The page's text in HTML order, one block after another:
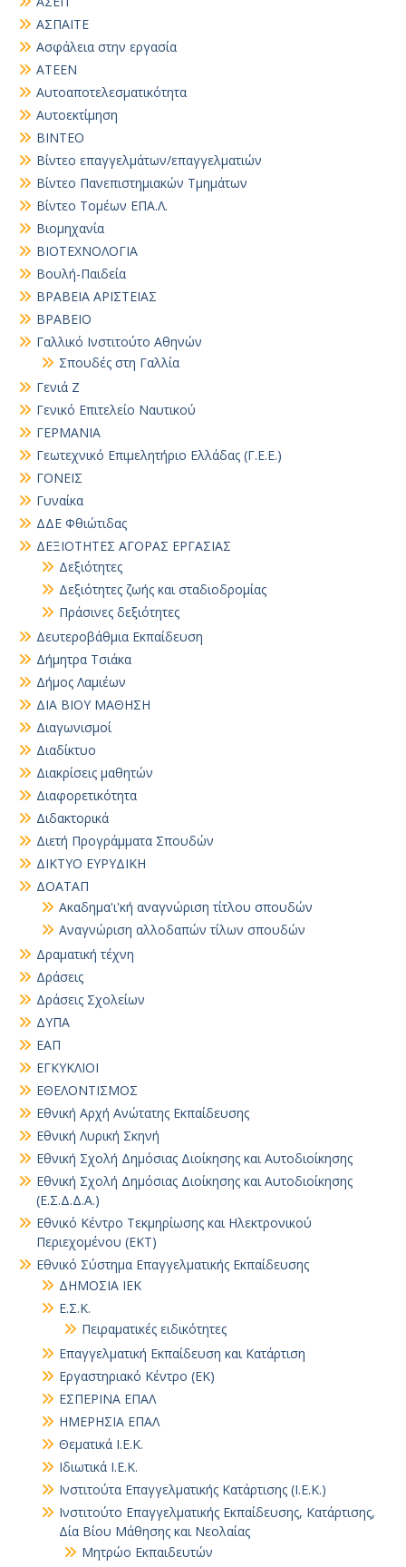
ΑΣΠΑΙΤΕ
Ασφάλεια στην εργασία
ΑΤΕΕΝ
Αυτοαποτελεσματικότητα
Αυτοεκτίμηση
ΒΙΝΤΕΟ
Βίντεο επαγγελμάτων/επαγγελματιών
Βίντεο Πανεπιστημιακών Τμημάτων
Βίντεο Τομέων ΕΠΑ.Λ.
Βιομηχανία
ΒΙΟΤΕΧΝΟΛΟΓΙΑ
Βουλή-Παιδεία
ΒΡΑΒΕΙΑ ΑΡΙΣΤΕΙΑΣ
ΒΡΑΒΕΙΟ
Γαλλικό Ινστιτούτο Αθηνών
Σπουδές στη Γαλλία
Γενιά Ζ
Γενικό Επιτελείο Ναυτικού
ΓΕΡΜΑΝΙΑ
Γεωτεχνικό Επιμελητήριο Ελλάδας (Γ.Ε.Ε.)
ΓΟΝΕΙΣ
Γυναίκα
ΔΔΕ Φθιώτιδας
ΔΕΞΙΟΤΗΤΕΣ ΑΓΟΡΑΣ ΕΡΓΑΣΙΑΣ
Δεξιότητες
Δεξιότητες ζωής και σταδιοδρομίας
Πράσινες δεξιότητες
Δευτεροβάθμια Εκπαίδευση
Δήμητρα Τσιάκα
Δήμος Λαμιέων
ΔΙΑ ΒΙΟΥ ΜΑΘΗΣΗ
Διαγωνισμοί
Διαδίκτυο
Διακρίσεις μαθητών
Διαφορετικότητα
Διδακτορικά
Διετή Προγράμματα Σπουδών
ΔΙΚΤΥΟ ΕΥΡΥΔΙΚΗ
ΔΟΑΤΑΠ
Ακαδημα'ι'κή αναγνώριση τίτλου σπουδών
Αναγνώριση αλλοδαπών τίλων σπουδών
Δραματική τέχνη
Δράσεις
Δράσεις Σχολείων
ΔΥΠΑ
ΕΑΠ
ΕΓΚΥΚΛΙΟΙ
ΕΘΕΛΟΝΤΙΣΜΟΣ
Εθνική Αρχή Ανώτατης Εκπαίδευσης
Εθνική Λυρική Σκηνή
Εθνική Σχολή Δημόσιας Διοίκησης και Αυτοδιοίκησης
Εθνική Σχολή Δημόσιας Διοίκησης και Αυτοδιοίκησης
(Ε.Σ.Δ.Δ.Α.)
Εθνικό Κέντρο Τεκμηρίωσης και Ηλεκτρονικού
Περιεχομένου (ΕΚΤ)
Εθνικό Σύστημα Επαγγελματικής Εκπαίδευσης
ΔΗΜΟΣΙΑ ΙΕΚ
Ε.Σ.Κ.
Πειραματικές ειδικότητες
Επαγγελματική Εκπαίδευση και Κατάρτιση
Εργαστηριακό Κέντρο (ΕΚ)
ΕΣΠΕΡΙΝΑ ΕΠΑΛ
ΗΜΕΡΗΣΙΑ ΕΠΑΛ
Θεματικά Ι.Ε.Κ.
Ιδιωτικά Ι.Ε.Κ.
Ινστιτούτα Επαγγελματικής Κατάρτισης (Ι.Ε.Κ.)
Ινστιτούτο Επαγγελματικής Εκπαίδευσης, Κατάρτισης,
Δία Βίου Μάθησης και Νεολαίας
Μητρώο Εκπαιδευτών